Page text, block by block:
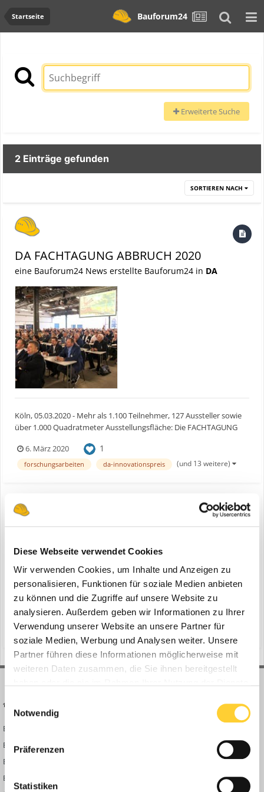
Diese Webseite verwendet Cookies
Wir verwenden Cookies, um Inhalte und Anzeigen zu
personalisieren, Funktionen für soziale Medien anbieten
zu können und die Zugriffe auf unsere Website zu
analysieren. Außerdem geben wir Informationen zu Ihrer
Verwendung unserer Website an unsere Partner für
soziale Medien, Werbung und Analysen weiter. Unsere
Partner führen diese Informationen möglicherweise mit
weiteren Daten zusammen, die Sie ihnen bereitgestellt
Einwilligungsauswahl
Notwendig
Präferenzen
Statistiken
Startseite Bauforum24
Erweiterte Suche
2 Einträge gefunden
SORTIEREN NACH
DA FACHTAGUNG ABBRUCH 2020
eine Bauforum24 News erstellte Bauforum24 in DA
Köln, 05.03.2020 - Mehr als 1.100 Teilnehmer, 127 Aussteller sowie
über 1.000 Quadratmeter Ausstellungsfläche: Die FACHTAGUNG
sie das wichtigste jährliche Branchenevent ist. Von Jahr zu Jahr
versammelt der Deutsche Abbruchverband (DA) mit...
6. März 2020 1
forschungsarbeiten da-innovationspreis (und 13 weitere)
ein Thema erstellte Bauforum24 inNews aus der
Köln, 05.03.2020 - Mehr als 1.100 Teilnehmer, 127 Aussteller sowie
über 1.000 Quadratmeter Ausstellungsfläche: Die FACHTAGUNG
ABBRUCH 2020 Ende Februar in Berlin zeigte einmal mehr, warum
sie das wichtigste jährliche Branchen-event ist. Von Jahr zu Jahr
versammelt der Deutsche Abbruchverband (DA) mi...
6. März 2020
forschungsarbeiten fachtagung abbruch (und 13 weitere)
Bauforum24 News
Bauforum24 TV
BF24 Mediathek
BF24 Fotostrecken